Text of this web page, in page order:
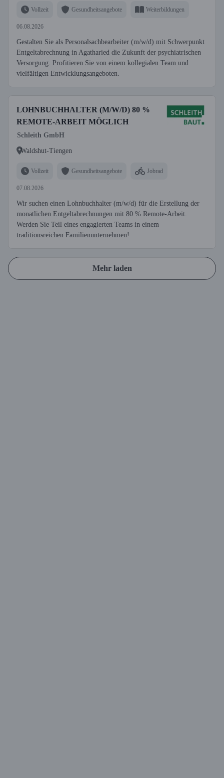
Vollzeit Gesundheitsangebote Weiterbildungen
06.08.2026
Gestalten Sie als Personalsachbearbeiter (m/w/d) mit Schwerpunkt
Entgeltabrechnung in Agatharied die Zukunft der psychiatrischen
Versorgung. Profitieren Sie von einem kollegialen Team und
vielfältigen Entwicklungsangeboten.
LOHNBUCHHALTER (M/W/D) 80 %
REMOTE-ARBEIT MÖGLICH
Schleith GmbH
Waldshut-Tiengen
Vollzeit Gesundheitsangebote Jobrad
07.08.2026
Wir suchen einen Lohnbuchhalter (m/w/d) für die Erstellung der
monatlichen Entgeltabrechnungen mit 80 % Remote-Arbeit.
Werden Sie Teil eines engagierten Teams in einem
traditionsreichen Familienunternehmen!
Mehr laden